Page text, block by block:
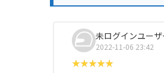
未ログインユーザ
2022-11-06 23:42